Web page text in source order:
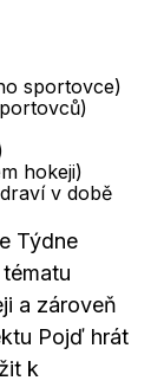
sportovce)
hokeji)
v době
Týdne
a zároveň
Pojď hrát
k